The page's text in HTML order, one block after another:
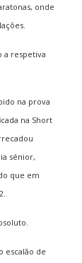
onde
a respetiva
na prova
na Short
sénior,
que em
escalão de